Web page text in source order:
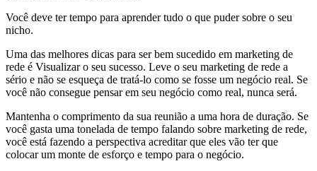
Você deve ter tempo para aprender tudo o que puder sobre o seu
nicho.
Uma das melhores dicas para ser bem sucedido em marketing de
rede é Visualizar o seu sucesso. Leve o seu marketing de rede a
sério e não se esqueça de tratá-lo como se fosse um negócio real. Se
você não consegue pensar em seu negócio como real, nunca será.
Mantenha o comprimento da sua reunião a uma hora de duração. Se
você gasta uma tonelada de tempo falando sobre marketing de rede,
você está fazendo a perspectiva acreditar que eles vão ter que
colocar um monte de esforço e tempo para o negócio.